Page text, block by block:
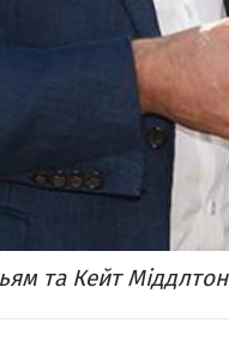
та Кейт Міддлтон